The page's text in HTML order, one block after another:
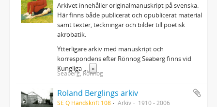
Arkivet innehåller originalmanuskript på svenska.
Här finns både publicerat och opublicerat material
samt texter, teckningar och bilder till poetisk
akrobatik.
Ytterligare arkiv med manuskript och
korrespondens efter Rönnog Seaberg finns vid
Kungliga
»
Seaberg, Rönnog
Roland Berglings arkiv
SE Q Handskrift 108 Arkiv 1910 - 2006